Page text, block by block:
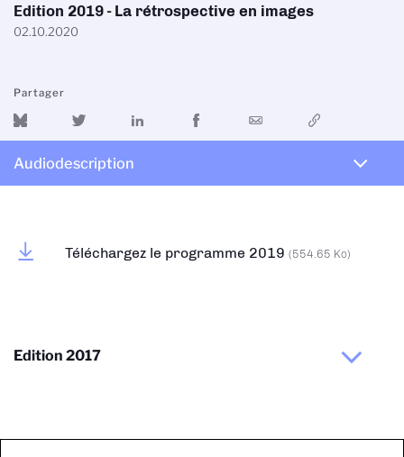
Edition 2019 - La rétrospective en images
02.10.2020
Partager
Audiodescription
Téléchargez le programme 2019 (554.65 Ko)
Edition 2017